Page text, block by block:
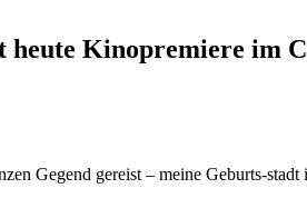
heute Kinopremiere im
Gegend gereist – meine Geburts-